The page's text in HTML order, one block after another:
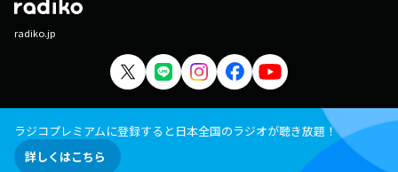
radiko.jp
ラジコプレミアムに登録すると日本全国のラジオが聴き放題！
詳しくはこちら